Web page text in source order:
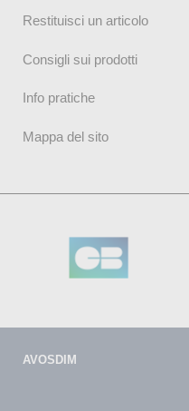
Restituisci un articolo
Consigli sui prodotti
Info pratiche
Mappa del sito
AVOSDIM